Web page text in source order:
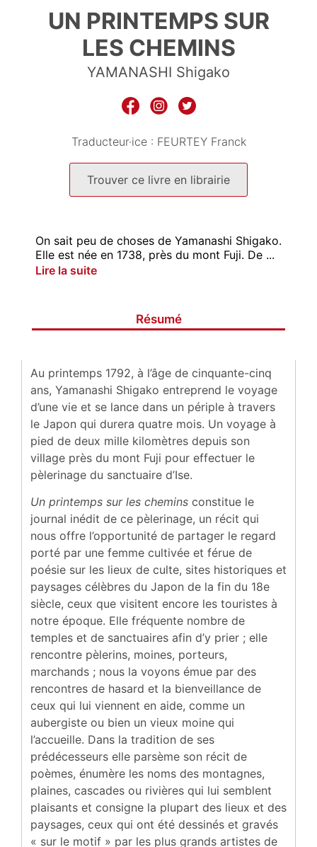
UN PRINTEMPS SUR
LES CHEMINS
YAMANASHI Shigako
Traducteur·ice : FEURTEY Franck
Trouver ce livre en librairie
On sait peu de choses de Yamanashi Shigako.
Elle est née en 1738, près du mont Fuji. De ...
Lire la suite
Résumé
Au printemps 1792, à l’âge de cinquante-cinq
ans, Yamanashi Shigako entreprend le voyage
d’une vie et se lance dans un périple à travers
le Japon qui durera quatre mois. Un voyage à
pied de deux mille kilomètres depuis son
village près du mont Fuji pour effectuer le
pèlerinage du sanctuaire d’Ise.
Un printemps sur les chemins constitue le
journal inédit de ce pèlerinage, un récit qui
nous offre l’opportunité de partager le regard
porté par une femme cultivée et férue de
poésie sur les lieux de culte, sites historiques et
paysages célèbres du Japon de la fin du 18e
siècle, ceux que visitent encore les touristes à
notre époque. Elle fréquente nombre de
temples et de sanctuaires afin d’y prier ; elle
rencontre pèlerins, moines, porteurs,
marchands ; nous la voyons émue par des
rencontres de hasard et la bienveillance de
ceux qui lui viennent en aide, comme un
aubergiste ou bien un vieux moine qui
l’accueille. Dans la tradition de ses
prédécesseurs elle parsème son récit de
poèmes, énumère les noms des montagnes,
plaines, cascades ou rivières qui lui semblent
plaisants et consigne la plupart des lieux et des
paysages, ceux qui ont été dessinés et gravés
« sur le motif » par les plus grands artistes de